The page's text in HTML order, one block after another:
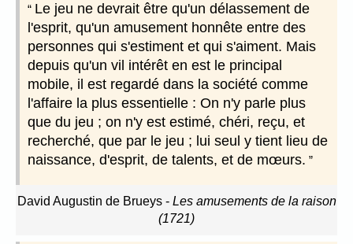
Le jeu ne devrait être qu'un délassement de
l'esprit, qu'un amusement honnête entre des
personnes qui s'estiment et qui s'aiment. Mais
depuis qu'un vil intérêt en est le principal
mobile, il est regardé dans la société comme
l'affaire la plus essentielle : On n'y parle plus
que du jeu ; on n'y est estimé, chéri, reçu, et
recherché, que par le jeu ; lui seul y tient lieu de
naissance, d'esprit, de talents, et de mœurs.
David Augustin de Brueys- Les amusements de la raison
(1721)